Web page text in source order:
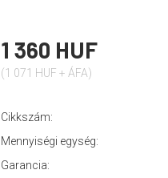
1 360 HUF
(1 071 HUF + ÁFA)
Cikkszám:
Mennyiségi egység:
Garancia: